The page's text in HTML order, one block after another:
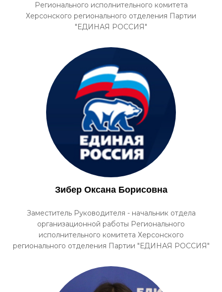
Регионального исполнительного комитета
Херсонского регионального отделения Партии
"ЕДИНАЯ РОССИЯ"
Зибер Оксана Борисовна
Заместитель Руководителя - начальник отдела
организационной работы Регионального
исполнительного комитета Херсонского
регионального отделения Партии "ЕДИНАЯ РОССИЯ"